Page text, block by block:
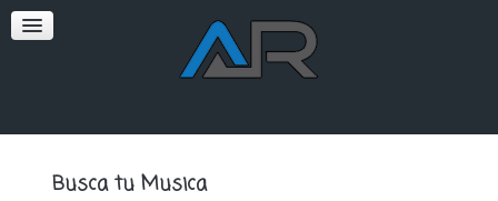
SOFT
Busca tu Musica